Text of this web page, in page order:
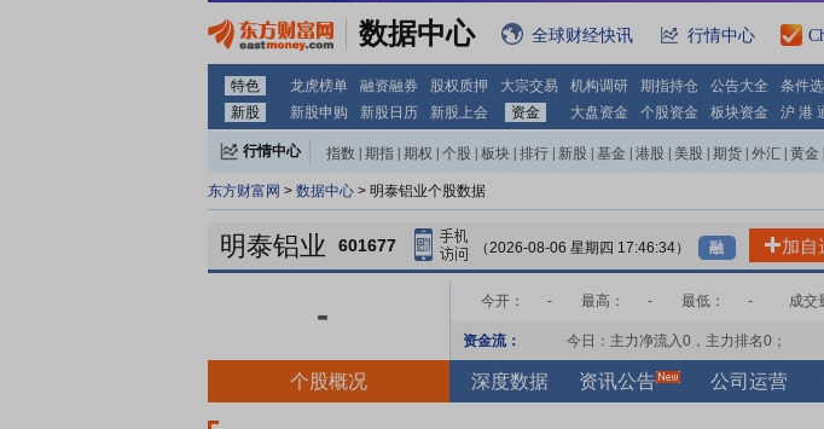
数据中心 全球财经快讯 行情中心
特色 龙虎榜单 融资融券 股权质押 大宗交易 机构调研 期指持仓 公告大全 条件
新股
新股申购 新股日历 新股上会 资金 大盘资金 个股资金 板块资金 沪 港
行情中心 指数 期指 期权 个股 板块 排行 新股 基金 港股 美股 期货 外汇 黄金
东方财富网 > 数据中心 > 明泰铝业个股数据
明泰铝业 601677 （2026-08-06 星期四 17:46:34） 融 加自
- 今开： - 最高： - 最低： - 成交
资金流： 今日：主力净流入0 ，主力排名0 ；
个股概况 深度数据 资讯公告 公司运营